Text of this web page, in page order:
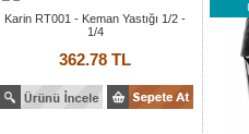
Karin RT001 - Keman Yastığı 1/2 -
1/4
362.78 TL